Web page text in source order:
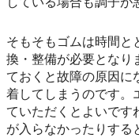
そもそもゴムは時間と
換・整備が必要となり
ておくと故障の原因に
着してしまうのです。
ていただくとよいです
が入らなかったりする